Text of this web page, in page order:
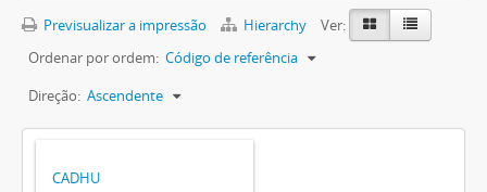
Previsualizar a impressão Hierarchy
Ver:
Ordenar por ordem: Código de referência
Direção: Ascendente
CADHU